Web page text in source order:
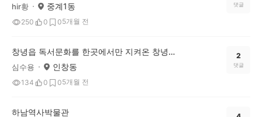
hir황 중계1동
250 0 05개월 전
댓글
창녕읍 독서문화를 한곳에서만 지켜온 창녕도서관
심수용 인창동
134 0 05개월 전
2
댓글
하남역사박물관